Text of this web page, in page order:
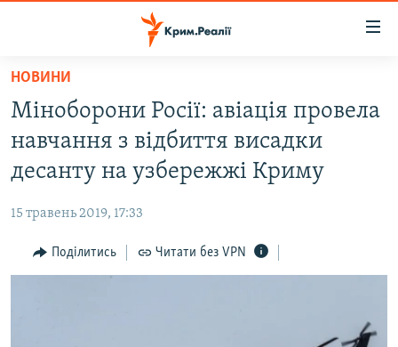
Перейти
основного
матеріалу
до
основної
навігації
Перейти
до
НОВИНИ
ВОДА.КРИМ
БЛОГИ
ПОГЛЯД
НОВИНИ
Міноборони Росії: авіація провела
навчання з відбиття висадки
десанту на узбережжі Криму
15 травень 2019, 17:33
Поділитись Читати без VPN